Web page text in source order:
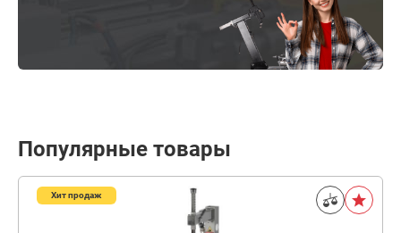
Популярные товары
Хит продаж